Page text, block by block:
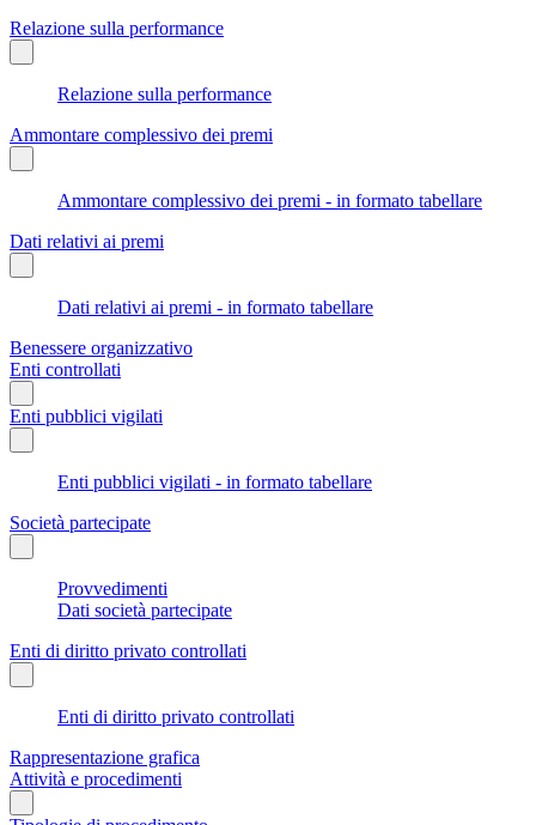
Relazione sulla performance
Relazione sulla performance
Ammontare complessivo dei premi
Ammontare complessivo dei premi - in formato tabellare
Dati relativi ai premi
Dati relativi ai premi - in formato tabellare
Benessere organizzativo
Enti controllati
Enti pubblici vigilati
Enti pubblici vigilati - in formato tabellare
Società partecipate
Provvedimenti
Dati società partecipate
Enti di diritto privato controllati
Enti di diritto privato controllati
Rappresentazione grafica
Attività e procedimenti